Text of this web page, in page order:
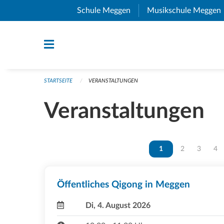
Navigation überspringen
Schule Meggen (External Link)
Musikschule Meggen
STARTSEITE VERANSTALTUNGEN
Veranstaltungen
Vous êtes sur la page
1 Vous êtes sur
2 Vous
3 4
Öffentliches Qigong in Meggen
Di, 4. August 2026